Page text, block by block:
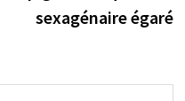
sexagénaire égaré